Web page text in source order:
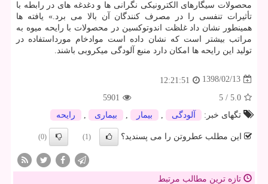
محصولات سیگارهای الكترونیكی نگرانی ها و دغدغه های در رابطه با
تأثیرات تنفسی را در مصرف كنندگان آن بالا می برد.» یافته ها
همینطور نشان داد غلظت اندوتوكسین در محصولات با رایحه میوه به
مراتب بیشتر است كه نشان داده است موادخام مورداستفاده در
تولید این رایحه ها امكان دارد منبع آلودگی میكروبی باشند.
1398/02/13
12:21:51
5.0
/
5
5901
تگهای خبر:
آلودگی بیمار بیماری رایحه
این مطلب عطروتن را می پسندید؟ (1)
(0)
تازه ترین مطالب مرتبط